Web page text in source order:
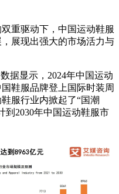
重驱动下，中国运动鞋服
展现出强大的市场活力与
据显示，2024年中国运动
鞋服品牌登上国际时装周
服行业内掀起了“国潮
到2030年中国运动鞋服市